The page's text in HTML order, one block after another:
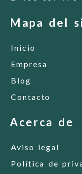
Mapa del
Inicio
Empresa
Blog
Contacto
Acerca de
Aviso legal
Política de